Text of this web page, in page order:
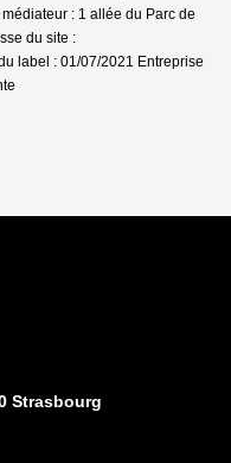
: 1 allée du Parc de
du site :
label : 01/07/2021 Entreprise
Strasbourg